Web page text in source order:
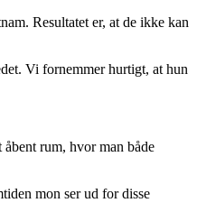
Resultatet er, at de ikke kan
Vi fornemmer hurtigt, at hun
rum, hvor man både
mon ser ud for disse